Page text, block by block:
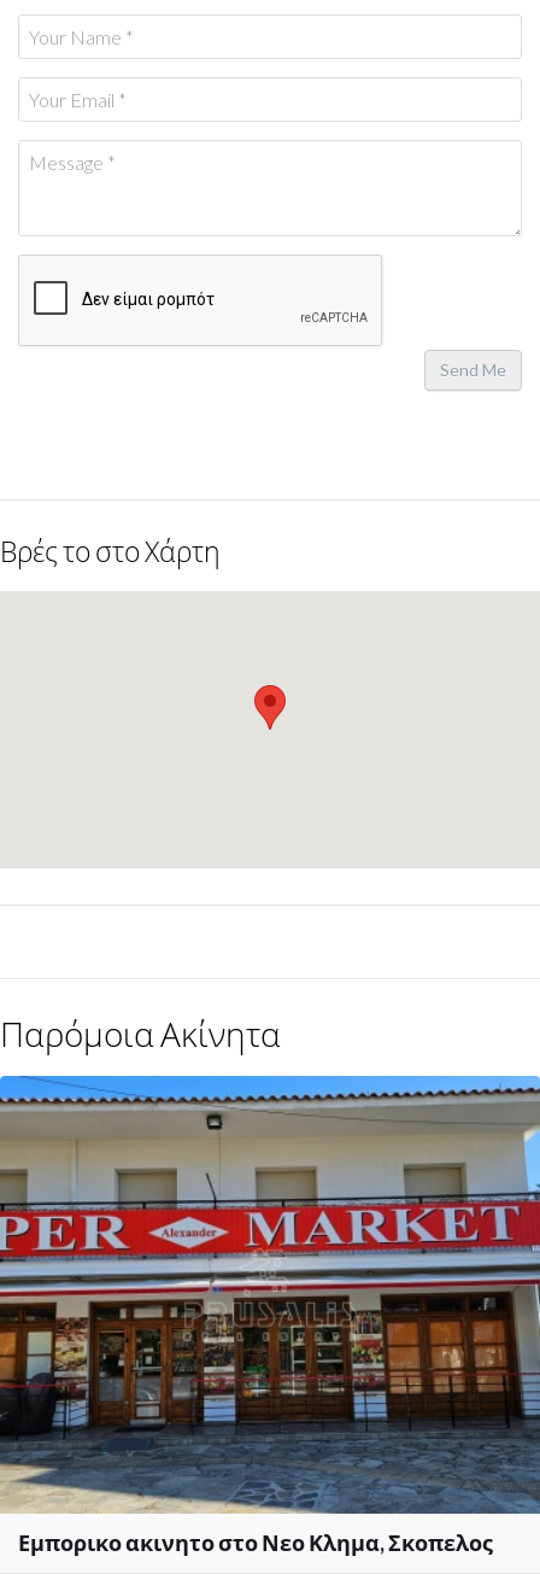
Send Me
Βρές το στο Χάρτη
Παρόμοια Ακίνητα
Εμπορικο ακινητο στο Νεο Κλημα, Σκοπελος